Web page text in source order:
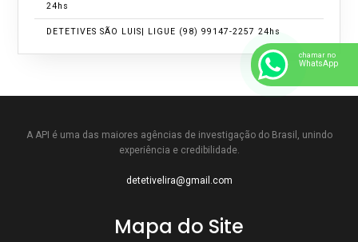
24hs
DETETIVES SÃO LUIS| LIGUE (98) 99147-2257 24hs
AGÊNCIA DETETIVE PARTICULAR SÃO LUIS MA | LIGUE (98)
99147-2257 24hs
DETETIVE PARTICULARES EM SÃO LUIS MA | LIGUE (98)
Estar precisando de detetive na Ponta d’Areia São
A API é uma das maiores agências de investigação do Brasil, unindo
experiência e credibilidade.
detetivelira@gmail.com
Mapa do Site
chamar no
WhatsApp